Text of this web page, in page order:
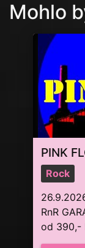
Mohlo
PINK
Rock
RnR
od 390,-